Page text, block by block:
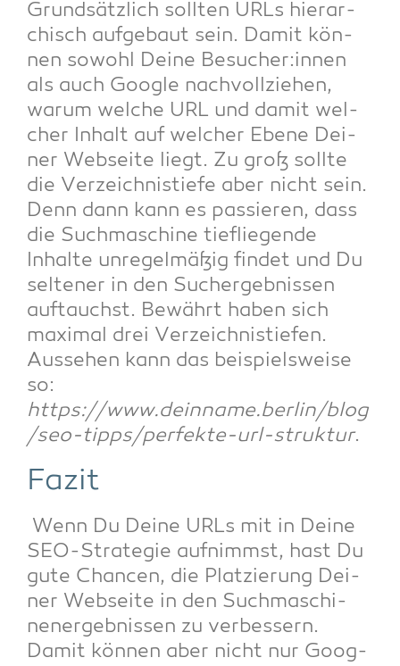
Grund­sätz­lich soll­ten URLs hier­ar­
chisch auf­ge­baut sein. Damit kön­
nen sowohl Dei­ne Besucher:innen
als auch Goog­le nach­voll­zie­hen,
war­um wel­che URL und damit wel­
cher Inhalt auf wel­cher Ebe­ne Dei­
ner Web­sei­te liegt. Zu groß soll­te
die Ver­zeich­nis­tie­fe aber nicht sein.
Denn dann kann es pas­sie­ren, dass
die Such­ma­schi­ne tief­lie­gen­de
Inhal­te unre­gel­mä­ßig fin­det und Du
sel­te­ner in den Such­ergeb­nis­sen
auf­tauchst. Bewährt haben sich
maxi­mal drei Ver­zeich­nis­tie­fen.
Aus­se­hen kann das bei­spiels­wei­se
so:
https://www.deinname.berlin/blog
/seo-tipps/perfekte-url-struktur.
Fazit
Wenn Du Dei­ne URLs mit in Dei­ne
SEO-Stra­te­gie auf­nimmst, hast Du
gute Chan­cen, die Plat­zie­rung Dei­
ner Web­sei­te in den Such­ma­schi­
nen­er­geb­nis­sen zu ver­bes­sern.
Damit kön­nen aber nicht nur Goog­